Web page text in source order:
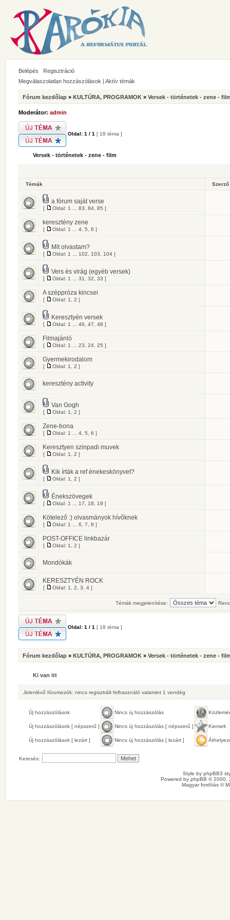
Belépés
Regisztráció
Megválaszolatlan hozzászólások | Aktív témák
Fórum kezdőlap » KULTÚRA, PROGRAMOK » Versek - történetek - zene -
Moderátor: admin
Oldal: 1 / 1 [ 18 téma ]
Versek - történetek - zene - film
Témák Szerző
a fórum saját verse
[ Oldal: 1 83 84 85 ]
keresztény zene
[ Oldal: 1 4 5 6 ]
Mit olvastam?
[ Oldal: 1 102 103 104 ]
Vers és virág (egyéb versek)
[ Oldal: 1 31 32 33 ]
A széppróza kincsei
[ Oldal: 1 2 ]
Keresztyén versek
[ Oldal: 1 46 47 48 ]
Filmajánló
[ Oldal: 1 23 24 25 ]
Gyermekirodalom
[ Oldal: 1 2 ]
keresztény activity
Van Gogh
[ Oldal: 1 2 ]
Zene-bona
[ Oldal: 1 4 5 6 ]
Keresztyen szinpadi muvek
[ Oldal: 1 2 ]
Kik írták a ref énekeskönyvet?
[ Oldal: 1 2 ]
Énekszövegek
[ Oldal: 1 17 18 19 ]
Kötelező :) olvasmányok hívőknek
[ Oldal: 1 6 7 8 ]
POST-OFFICE linkbazár
[ Oldal: 1 2 ]
Mondókák
KERESZTYÉN ROCK
[ Oldal: 1 2 3 4 ]
Témák megjelenítése:
Oldal: 1 / 1 [ 18 téma ]
Fórum kezdőlap » KULTÚRA, PROGRAMOK » Versek - történetek - zene -
Ki van itt
Jelenlévő fórumozók: nincs regisztrált felhasználó valamint 1 vendég
Új hozzászólások Nincs új hozzászólás
Új hozzászólások [ népszerű ] Nincs új hozzászólás [ népszerű ] Kiemelt
Új hozzászólások [ lezárt ] Nincs új hozzászólás [ lezárt ]
Keresés:
Style by phpBB3
Powered by phpBB © 2000,
Magyar fordítás ©